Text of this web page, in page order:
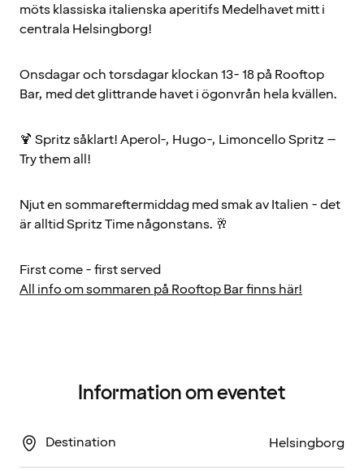
möts klassiska italienska aperitifs Medelhavet mitt i
centrala Helsingborg!
Onsdagar och torsdagar klockan 13- 18 på Rooftop
Bar, med det glittrande havet i ögonvrån hela kvällen.
🍹 Spritz såklart! Aperol-, Hugo-, Limoncello Spritz –
Try them all!
Njut en sommareftermiddag med smak av Italien - det
är alltid Spritz Time någonstans. 🥂
First come - first served
All info om sommaren på Rooftop Bar finns här!
Information om eventet
Destination Helsingborg